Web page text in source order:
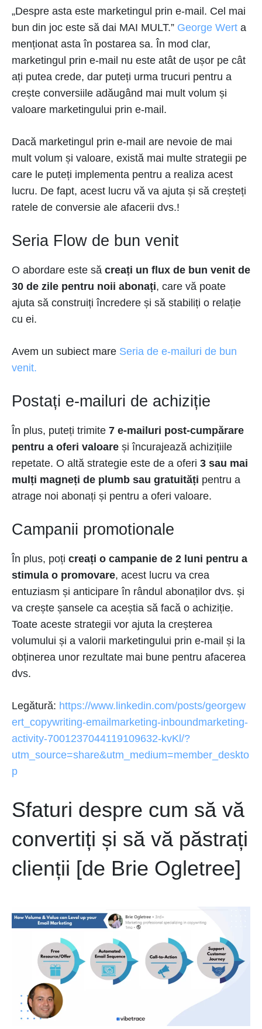
„Despre asta este marketingul prin e-mail. Cel mai
bun din joc este să dai MAI MULT.” George Wert a
menționat asta în postarea sa. În mod clar,
marketingul prin e-mail nu este atât de ușor pe cât
ați putea crede, dar puteți urma trucuri pentru a
crește conversiile adăugând mai mult volum și
valoare marketingului prin e-mail.
Dacă marketingul prin e-mail are nevoie de mai
mult volum și valoare, există mai multe strategii pe
care le puteți implementa pentru a realiza acest
lucru. De fapt, acest lucru vă va ajuta și să creșteți
ratele de conversie ale afacerii dvs.!
Seria Flow de bun venit
O abordare este să creați un flux de bun venit de
30 de zile pentru noii abonați, care vă poate
ajuta să construiți încredere și să stabiliți o relație
cu ei.
Avem un subiect mare Seria de e-mailuri de bun
venit.
Postați e-mailuri de achiziție
În plus, puteți trimite 7 e-mailuri post-cumpărare
pentru a oferi valoare și încurajează achizițiile
repetate. O altă strategie este de a oferi 3 sau mai
mulți magneți de plumb sau gratuități pentru a
atrage noi abonați și pentru a oferi valoare.
Campanii promotionale
În plus, poți creați o campanie de 2 luni pentru a
stimula o promovare, acest lucru va crea
entuziasm și anticipare în rândul abonaților dvs. și
va crește șansele ca aceștia să facă o achiziție.
Toate aceste strategii vor ajuta la creșterea
volumului și a valorii marketingului prin e-mail și la
obținerea unor rezultate mai bune pentru afacerea
dvs.
Legătură: https://www.linkedin.com/posts/georgew
ert_copywriting-emailmarketing-inboundmarketing-
activity-7001237044119109632-kvKl/?
utm_source=share&utm_medium=member_deskto
p
Sfaturi despre cum să vă
convertiți și să vă păstrați
clienții [de Brie Ogletree]